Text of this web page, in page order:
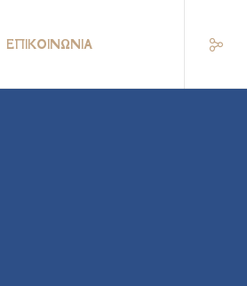
ΕΠΙΚΟΙΝΩΝΊΑ